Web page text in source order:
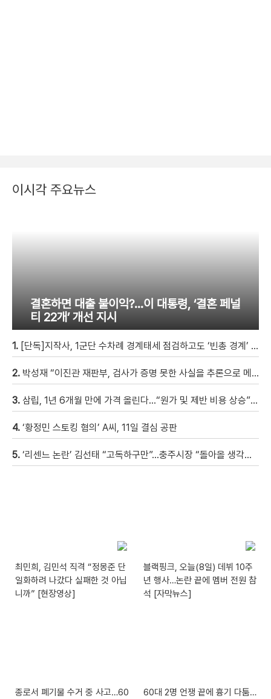
이시각 주요뉴스
결혼하면 대출 불이익?…이 대통령, ‘결혼 페널
티 22개’ 개선 지시
1. [단독]지작사, 1군단 수차례 경계태세 점검하고도 ‘빈총 경계’ 몰랐다
2. 박성재 “이진관 재판부, 검사가 증명 못한 사실을 추론으로 메꿔” [현장영상]
3. 삼립, 1년 6개월 만에 가격 올린다…“원가 및 제반 비용 상승” [자막뉴스]
4. ‘황정민 스토킹 혐의’ A씨, 11일 결심 공판
5. ‘리센느 논란’ 김선태 “고독하구만”…충주시장 “돌아올 생각은?”
최민희, 김민석 직격 “정몽준 단
일화하려 나갔다 실패한 것 아닙
니까” [현장영상]
블랙핑크, 오늘(8일) 데뷔 10주
년 행사…논란 끝에 멤버 전원 참
석 [자막뉴스]
종로서 폐기물 수거 중 사고…60
60대 2명 언쟁 끝에 흉기 다툼…